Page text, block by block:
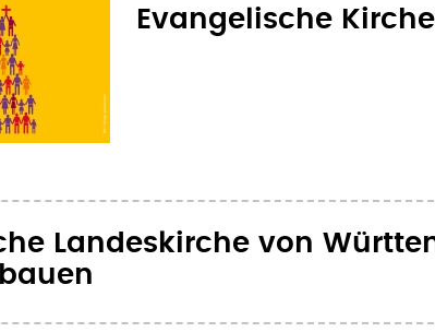
Evangelische
Landeskirche von